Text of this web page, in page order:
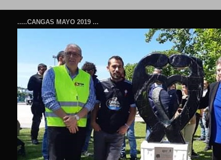
.....CANGAS MAYO 2019 ...